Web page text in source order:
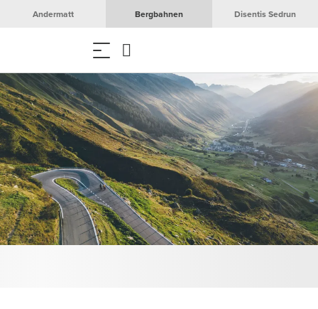
Andermatt Bergbahnen Disentis Sedrun